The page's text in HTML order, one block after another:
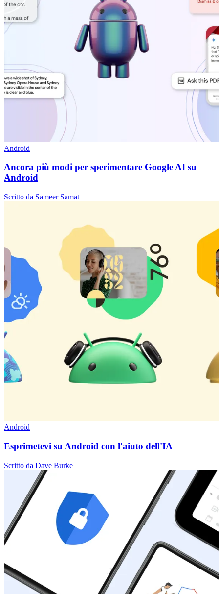
Android
Ancora più modi per sperimentare Google AI su
Android
Scritto da Sameer Samat
Android
Esprimetevi su Android con l'aiuto dell'IA
Scritto da Dave Burke